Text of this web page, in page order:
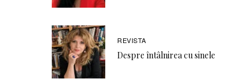
REVISTA
Despre întâlnirea cu sinele